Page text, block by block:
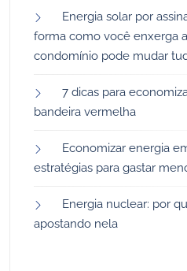
Energia solar por
forma como você enxerga
condomínio pode mudar
7 dicas para
bandeira vermelha
Economizar energia
estratégias para gastar
Energia nuclear: por
apostando nela